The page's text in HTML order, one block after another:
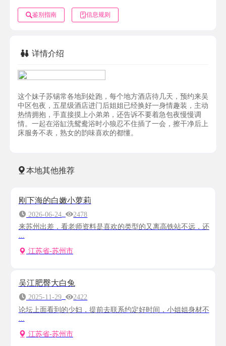
鉴别指南 信息规则
详情介绍
这个妹子苏锡常各地到处跑，每个地方酒店待几天，预约来吴
中区包夜，五星级酒店进门后姐姐已经换好一身情趣装，主动
热情拥抱，手直接摸上小弟弟，还告诉不要着急包夜慢慢调
情。一起在浴缸洗鸳鸯浴时小狼忍不住插了一会，擦干净后上
床服务不表，熟女的韵味喜欢的都懂。
本地其他推荐
刚下海的白嫩小萝莉
2026-06-24
2478
来苏州出差，看老师资料是喜欢的类型的又离高铁站不远，还
...
江苏省-苏州市
吴江肥臀大白兔
2025-11-29
2422
论坛上面看到的少妇，提前去联系约定好时间，小姐姐身材不
江苏省-苏州市